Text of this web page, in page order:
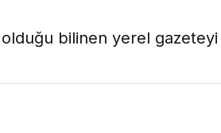
olduğu bilinen yerel